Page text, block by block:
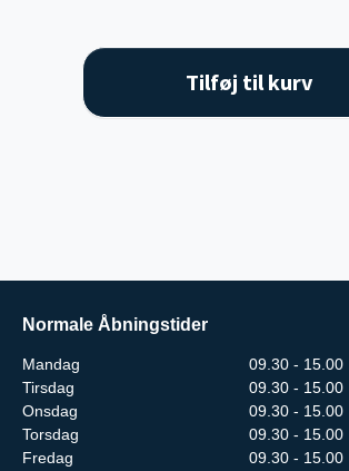
Tilføj til kurv
Normale Åbningstider
Mandag
09.30 - 15.00
Tirsdag
09.30 - 15.00
Onsdag
09.30 - 15.00
Torsdag
09.30 - 15.00
Fredag
09.30 - 15.00